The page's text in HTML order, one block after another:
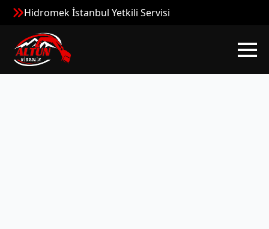
Hidromek İstanbul Yetkili Servisi